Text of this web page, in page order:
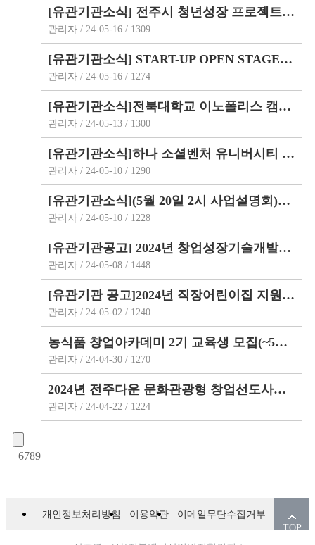
[유관기관소식] 전주시 청년성장 프로젝트 참여기업 모집(교육 5.27일 진행)
관리자 / 24-05-16 / 1309
[유관기관소식] START-UP OPEN STAGE 참여기업 모집(~6.7) 까지
관리자 / 24-05-16 / 1274
[유관기관소식]전북대학교 이노폴리스 캠퍼스 (예비)창업자 모집(~5월 31일, 18시까…
관리자 / 24-05-13 / 1300
[유관기관소식]하나 소셜벤처 유니버시티 참여자 모집(~5.24 까지)
관리자 / 24-05-10 / 1290
[유관기관소식](5월 20일 2시 사업설명회)2024 창업성장기술개발사업(디딤돌_첫걸음_성장…
관리자 / 24-05-10 / 1228
[유관기관공고] 2024년 창업성장기술개발사업 디딤돌 과제 2차 하반기 참여기업 모집 …
관리자 / 24-05-08 / 1448
[유관기관 공고]2024년 직장어린이집 지원사업 안내_근로복지공단
관리자 / 24-05-02 / 1240
농식품 창업아카데미 2기 교육생 모집(~5월 17일까지)
관리자 / 24-04-30 / 1270
2024년 전주다운 문화관광형 창업선도사업 예비 창업자 모집 공고
관리자 / 24-04-22 / 1224
6789
개인정보처리방침 이용약관
이메일무단수집거부
TOP